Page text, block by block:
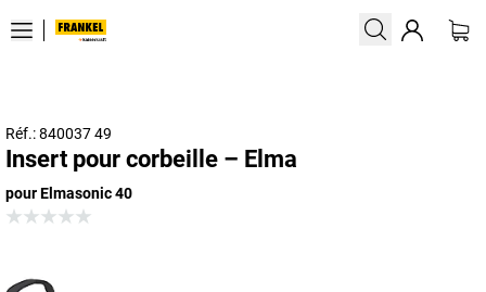
Réf.: 840037 49
Insert pour corbeille – Elma
pour Elmasonic 40